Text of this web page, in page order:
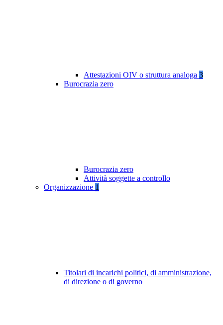
Attestazioni OIV o struttura analoga 3
Burocrazia zero
Burocrazia zero
Attività soggette a controllo
Organizzazione 1
Titolari di incarichi politici, di amministrazione,
di direzione o di governo